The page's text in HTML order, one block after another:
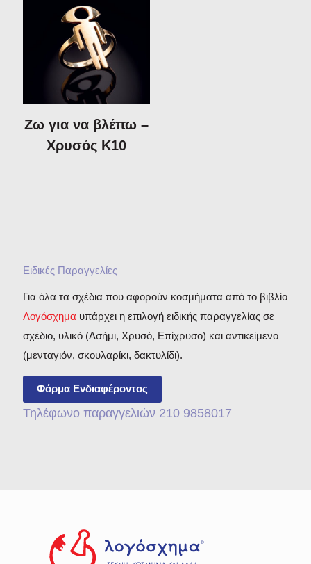
Ζω για να βλέπω –
Χρυσός Κ10
Ειδικές Παραγγελίες
Για όλα τα σχέδια που αφορούν κοσμήματα από το βιβλίο
Λογόσχημα υπάρχει η επιλογή ειδικής παραγγελίας σε
σχέδιο, υλικό (Ασήμι, Χρυσό, Επίχρυσο) και αντικείμενο
(μενταγιόν, σκουλαρίκι, δακτυλίδι).
Φόρμα Ενδιαφέροντος
Τηλέφωνο παραγγελιών 210 9858017